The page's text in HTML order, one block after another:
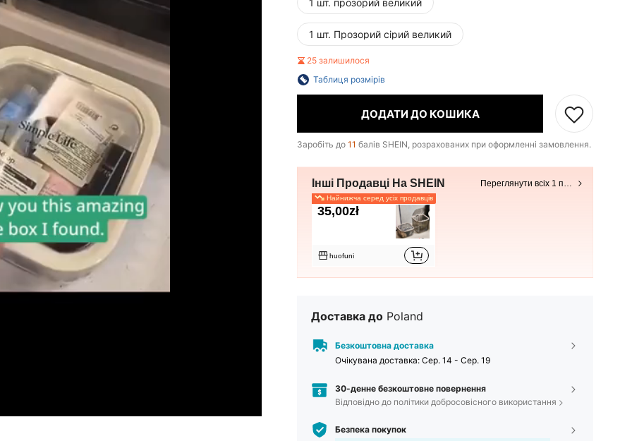
1 шт. прозорий великий
1 шт. Прозорий сірий великий
25 залишилося
Таблиця розмірів
ДОДАТИ ДО КОШИКА
Заробіть до 11 балів SHEIN, розрахованих при оформленні замовлення.
Інші Продавці На SHEIN Переглянути всіх 1 продавців
Найнижча серед усіх продавців
35,00zł
huofuni
Доставка до Poland
Безкоштовна доставка
Очікувана доставка: Сер. 14 - Сер. 19
30-денне безкоштовне повернення
Відповідно до політики добросовісного використання
Безпека покупок